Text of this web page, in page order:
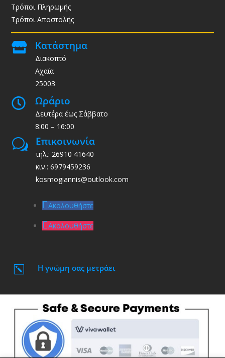
Τρόποι Πληρωμής
Τρόποι Αποστολής
 Κατάστημα
Διακοπτό
Αχαϊα
25003
 Ωράριο
Δευτέρα έως Σάββατο
8:00 – 16:00
w Επικοινωνία
τηλ.: 26910 41640
κιν.: 6979459236
kosmogiannis@outlook.com
Ακολουθήστε
Ακολουθήστε
k Η γνώμη σας μετράει